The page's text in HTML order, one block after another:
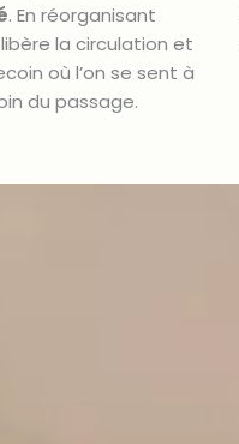
. En réorganisant
libère la circulation et
où l’on se sent à
du passage.